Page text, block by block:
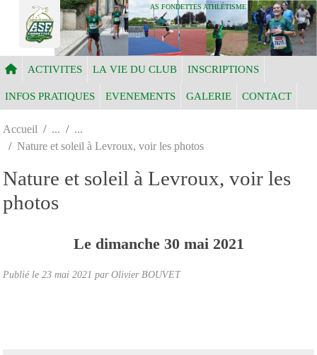
AS FONDETTES ATHLÉTISME
ACTIVITES LA VIE DU CLUB INSCRIPTIONS
INFOS PRATIQUES EVENEMENTS GALERIE CONTACT
Accueil
Nature et soleil à Levroux, voir les photos
Nature et soleil à Levroux, voir les
photos
Le dimanche 30 mai 2021
Publié le 23 mai 2021 par Olivier BOUVET
Panneau de gestion des cookies